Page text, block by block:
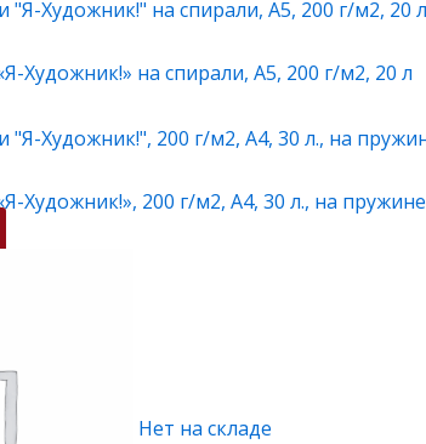
Художник!» на спирали, А5, 200 г/м2, 20 л
Художник!», 200 г/м2, А4, 30 л., на пружине
Нет на складе